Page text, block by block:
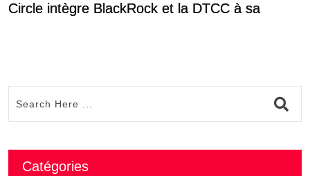
Circle intègre BlackRock et la DTCC à sa
Catégories